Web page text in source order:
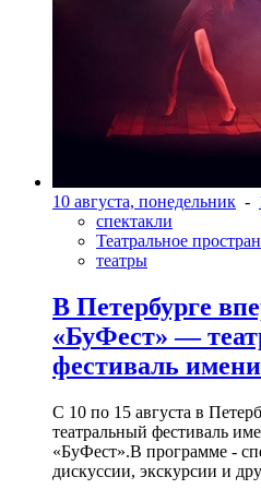
10 августа, понедельник -
спектакли
Театральное
театры
В Петербурге
«БуФест» —
фестиваль
С 10 по 15 августа в
театральный фестиваль
«БуФест».В программе -
дискуссии, экскурсии и